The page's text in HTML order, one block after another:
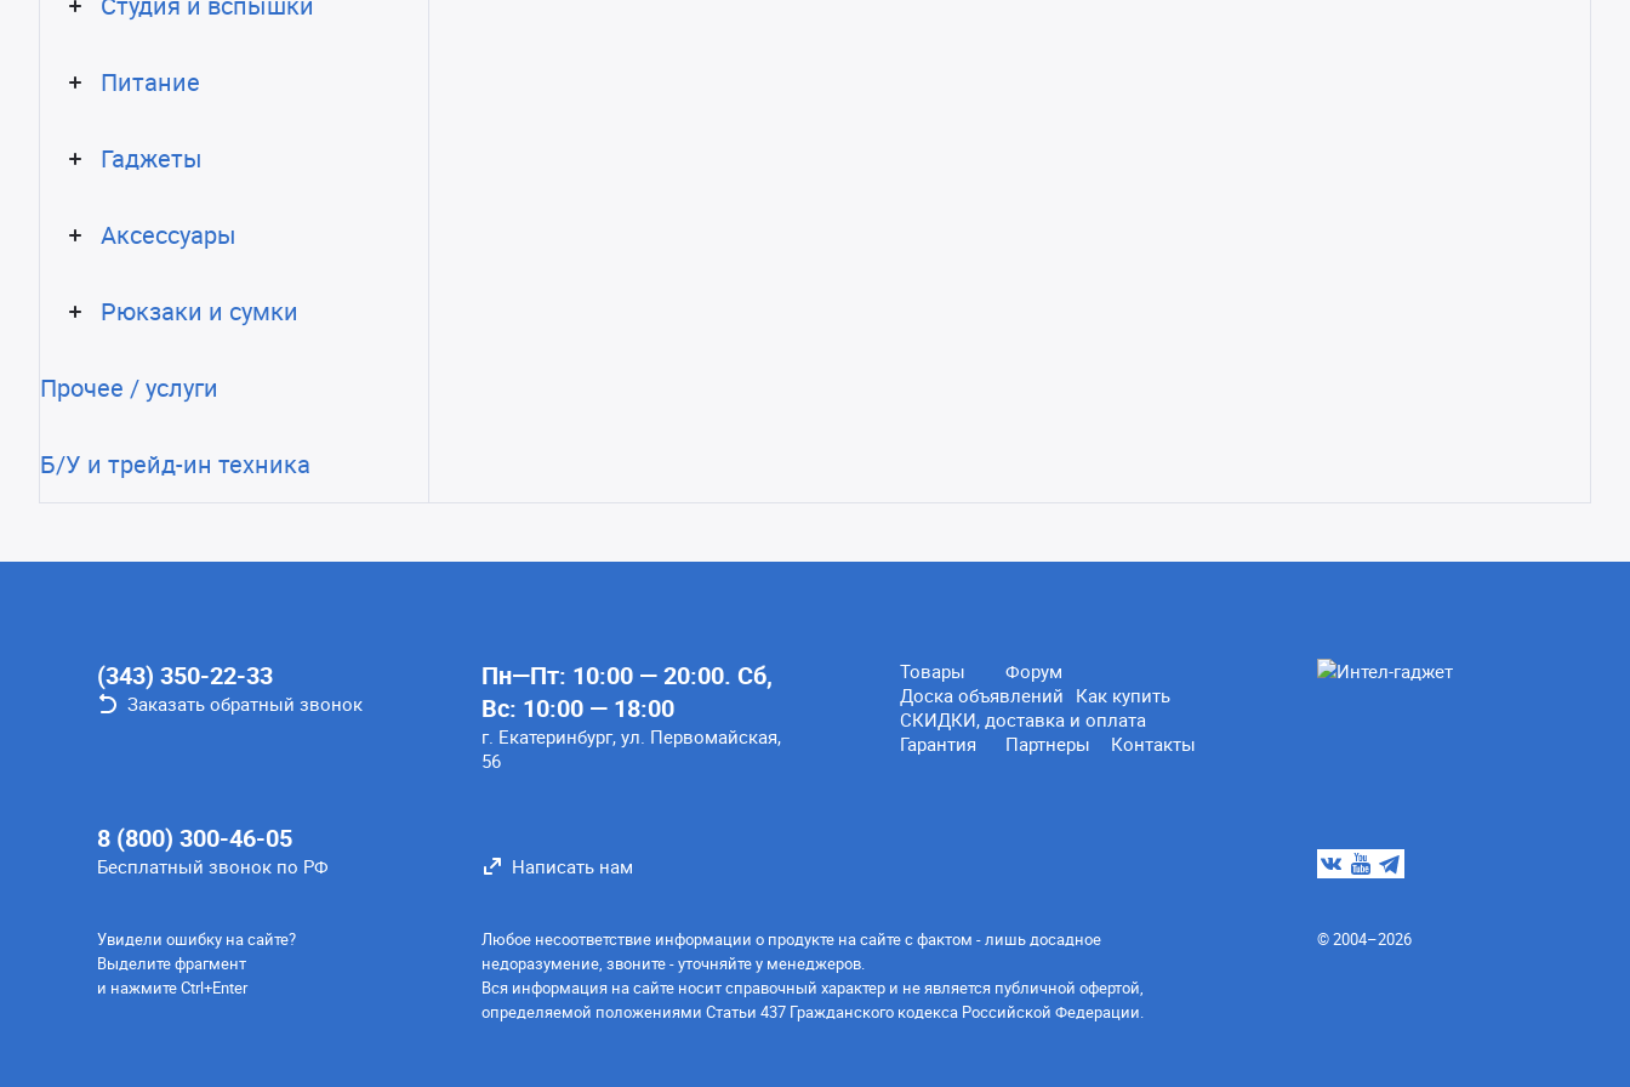
Питание
Гаджеты
Аксессуары
Рюкзаки и сумки
Прочее / услуги
Б/У и трейд-ин техника
(343) 350-22-33
Заказать обратный звонок
8 (800) 300-46-05
Бесплатный звонок по РФ
Пн—Пт: 10:00 — 20:00. Сб,
Вс: 10:00 — 18:00
г. Екатеринбург, ул. Первомайская,
56
Товары
Форум
Доска объявлений Как купить
СКИДКИ, доставка и оплата
Гарантия
Партнеры Контакты
Написать нам
Увидели ошибку на сайте?
Выделите фрагмент
и нажмите Ctrl+Enter
Любое несоответствие информации о продукте на сайте с фактом - лишь досадное
недоразумение, звоните - уточняйте у менеджеров.
Вся информация на сайте носит справочный характер и не является публичной офертой,
определяемой положениями Статьи 437 Гражданского кодекса Российской Федерации.
© 2004–2026